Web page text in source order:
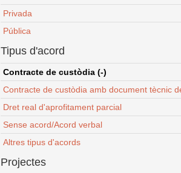
Privada
Pública
Tipus d'acord
Contracte de custòdia (-)
Contracte de custòdia amb document tècnic
Dret real d'aprofitament parcial
Sense acord/Acord verbal
Altres tipus d'acords
Projectes